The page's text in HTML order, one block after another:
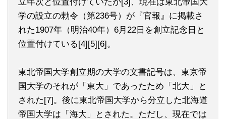
学の設立の勅令（第236号）が『官報』に掲載さ
れた1907年（明治40年）6月22日を創立記念日と
位置付けている[4][5][6]。
東北帝国大学創立期の大学の文書記号は、東京帝
国大学のそれが「東大」であったため「北大」と
された[7]。後に東北帝国大学から分立した北海道
帝国大学は「海大」とされた。ただし、現在では